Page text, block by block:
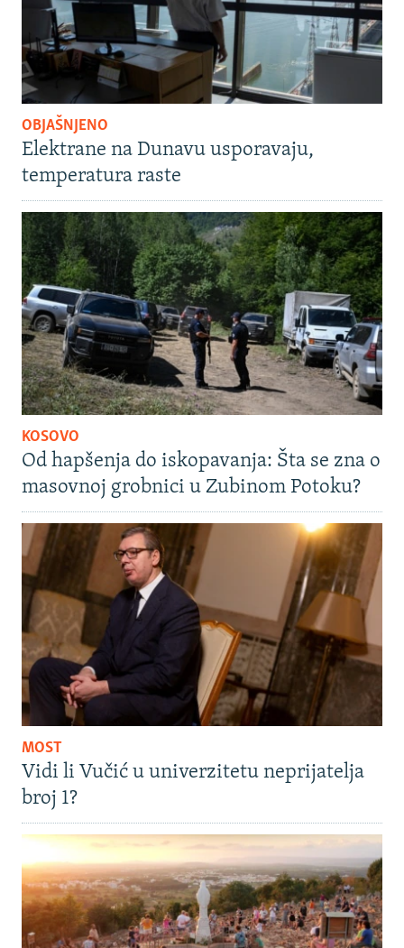
OBJAŠNJENO
Elektrane na Dunavu usporavaju,
temperatura raste
KOSOVO
Od hapšenja do iskopavanja: Šta se zna o
masovnoj grobnici u Zubinom Potoku?
MOST
Vidi li Vučić u univerzitetu neprijatelja
broj 1?